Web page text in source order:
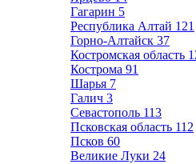
Гагарин 5
Республика Алтай 121
Горно-Алтайск 37
Костромская область
Кострома 91
Шарья 7
Галич 3
Севастополь 113
Псковская область 112
Псков 60
Великие Луки 24